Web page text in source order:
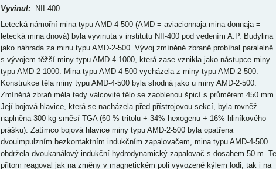
Vyvinul:NII-400
Letecká námořní mina typu AMD-4-500 (AMD = aviacionnaja mina donnaja =
letecká mina dnová) byla vyvinuta v institutu NII-400 pod vedením A.P. Budylina
jako náhrada za minu typu AMD-2-500. Vývoj zmíněné zbraně probíhal paralelně
s vývojem těžší miny typu AMD-4-1000, která zase vznikla jako nástupce miny
typu AMD-2-1000. Mina typu AMD-4-500 vycházela z miny typu AMD-2-500.
Konstrukce těla miny typu AMD-4-500 byla shodná jako u miny AMD-2-500.
Zmíněná zbraň měla tedy válcovité tělo se zaoblenou špicí s průměrem 450 mm.
Její bojová hlavice, která se nacházela před přístrojovou sekcí, byla rovněž
naplněna 300 kg směsí TGA (60 % tritolu + 34% hexogenu + 16% hliníkového
prášku). Zatímco bojová hlavice miny typu AMD-2-500 byla opatřena
dvouimpulzním bezkontaktním indukčním zapalovačem, mina typu AMD-4-500
obdržela dvoukanálový indukční-hydrodynamický zapalovač s dosahem 50 m.
přitom reagoval jak na změny v magnetickém poli vyvozené kýlem lodi, tak i na